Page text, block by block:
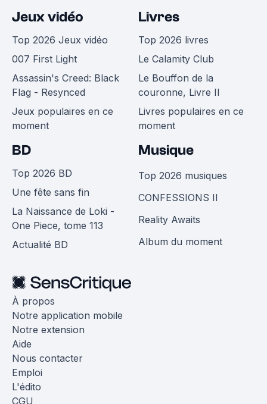
Jeux vidéo
Top 2026 Jeux vidéo
007 First Light
Assassin's Creed: Black
Flag - Resynced
Jeux populaires en ce
moment
Livres
Top 2026 livres
Le Calamity Club
Le Bouffon de la
couronne, Livre II
Livres populaires en ce
moment
BD
Top 2026 BD
Une fête sans fin
La Naissance de Loki -
One Piece, tome 113
Actualité BD
Musique
Top 2026 musiques
CONFESSIONS II
Reality Awaits
Album du moment
À propos
Notre application mobile
Notre extension
Aide
Nous contacter
Emploi
L'édito
CGU